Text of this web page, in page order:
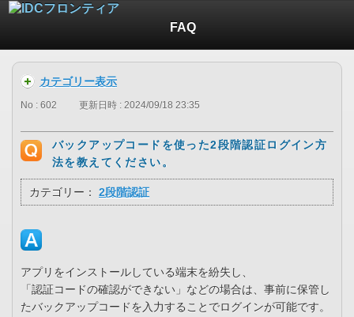
FAQ
カテゴリー表示
No : 602 更新日時 : 2024/09/18 23:35
バックアップコードを使った2段階認証ログイン方
法を教えてください。
カテゴリー： 2段階認証
アプリをインストールしている端末を紛失し、
「認証コードの確認ができない」などの場合は、事前に保管し
たバックアップコードを入力することでログインが可能です。